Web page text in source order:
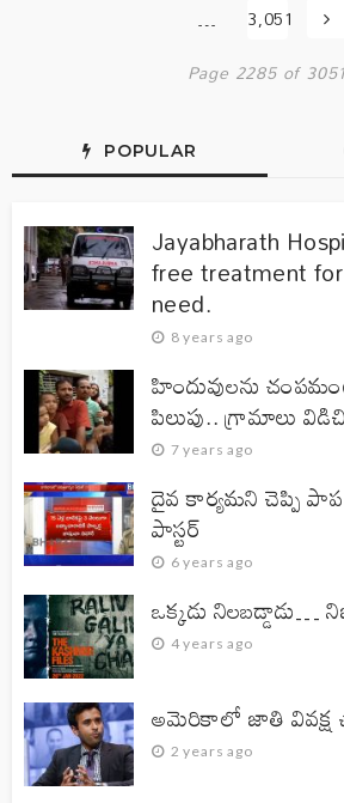
…
3,051
Page 2285 of 3051
POPULAR
Jayabharath
free treatment
need.
8 years ago
హిందువులను
పిలుపు.. గ్రామాలు విడిచి
7 years ago
దైవ కార్యమని చెప్పి
పాస్టర్
6 years ago
ఒక్కడు నిలబడ్డాడు…
4 years ago
అమెరికాలో జాతి
2 years ago